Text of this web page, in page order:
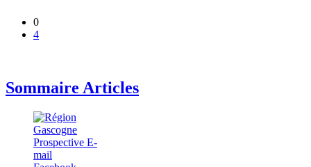
0
4
Sommaire Articles